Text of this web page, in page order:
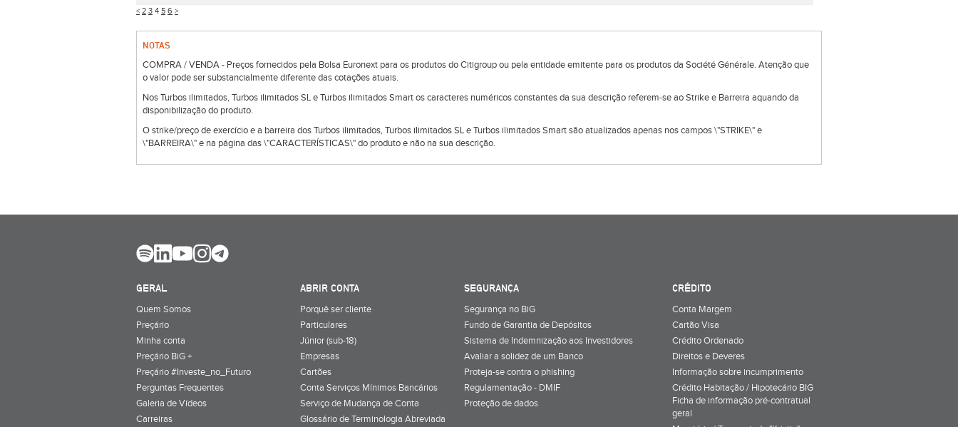
< 2 3 4 5 6 >
NOTAS
COMPRA / VENDA - Preços fornecidos pela Bolsa Euronext para os produtos do Citigroup ou pela entidade emitente para os produtos da Société Générale. Atenção que
o valor pode ser substancialmente diferente das cotações atuais.
Nos Turbos ilimitados, Turbos ilimitados SL e Turbos ilimitados Smart os caracteres numéricos constantes da sua descrição referem-se ao Strike e Barreira aquando da
disponibilização do produto.
O strike/preço de exercício e a barreira dos Turbos ilimitados, Turbos ilimitados SL e Turbos ilimitados Smart são atualizados apenas nos campos \"STRIKE\" e
\"BARREIRA\" e na página das \"CARACTERÍSTICAS\" do produto e não na sua descrição.
GERAL
Quem Somos
Preçário
Minha conta
Preçário BiG +
Preçário #Investe_no_Futuro
Perguntas Frequentes
Galeria de Vídeos
Carreiras
ABRIR CONTA
Porquê ser cliente
Particulares
Júnior (sub-18)
Empresas
Cartões
Conta Serviços Mínimos Bancários
Serviço de Mudança de Conta
Glossário de Terminologia Abreviada
SEGURANÇA
Segurança no BiG
Fundo de Garantia de Depósitos
Sistema de Indemnização aos Investidores
Avaliar a solidez de um Banco
Proteja-se contra o phishing
Regulamentação - DMIF
Proteção de dados
CRÉDITO
Conta Margem
Cartão Visa
Crédito Ordenado
Direitos e Deveres
Informação sobre incumprimento
Crédito Habitação / Hipotecário BIG
Ficha de informação pré-contratual
geral